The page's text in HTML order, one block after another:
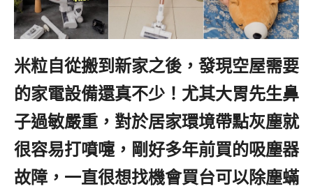
米粒自從搬到新家之後，發現空屋需要
的家電設備還真不少！尤其大胃先生鼻
子過敏嚴重，對於居家環境帶點灰塵就
很容易打噴嚏，剛好多年前買的吸塵器
故障，一直很想找機會買台可以除塵蟎